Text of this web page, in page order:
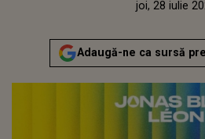
Actualizat:
joi, 28 iulie
Adaugă-ne ca sursă